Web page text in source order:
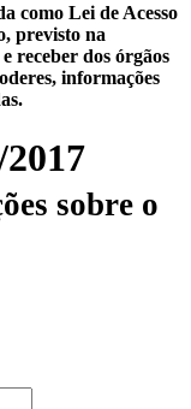
como Lei de Acesso
previsto na
receber dos órgãos
informações
sobre o